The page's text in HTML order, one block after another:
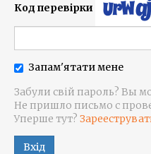
Код перевірки
Запам'ятати мене
Забули свій пароль? Вы
Не пришло письмо с
Уперше тут?
Вхід